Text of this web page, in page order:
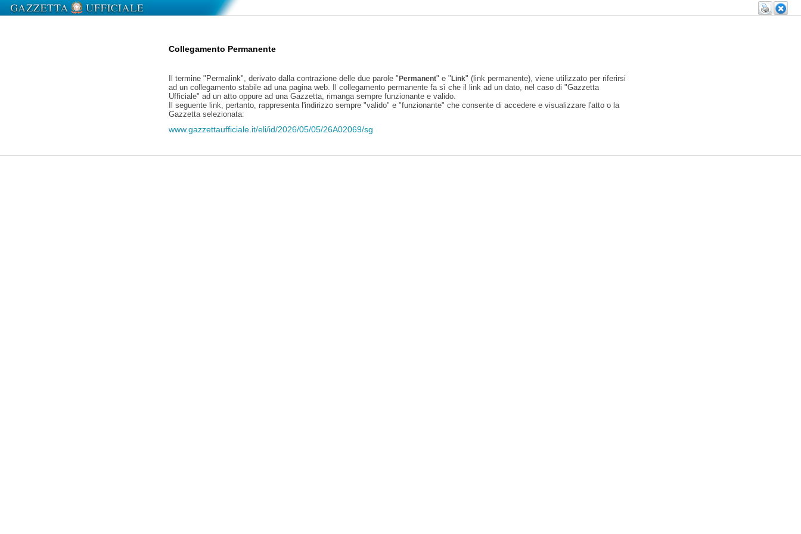
Collegamento Permanente
Il termine "Permalink", derivato dalla contrazione delle due parole "Permanent" e "Link" (link permanente), viene utilizzato per riferirsi
ad un collegamento stabile ad una pagina web. Il collegamento permanente fa sì che il link ad un dato, nel caso di "Gazzetta
Ufficiale" ad un atto oppure ad una Gazzetta, rimanga sempre funzionante e valido.
Il seguente link, pertanto, rappresenta l'indirizzo sempre "valido" e "funzionante" che consente di accedere e visualizzare l'atto o la
Gazzetta selezionata:
www.gazzettaufficiale.it/eli/id/2026/05/05/26A02069/sg